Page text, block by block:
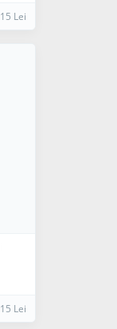
15 Lei
15 Lei